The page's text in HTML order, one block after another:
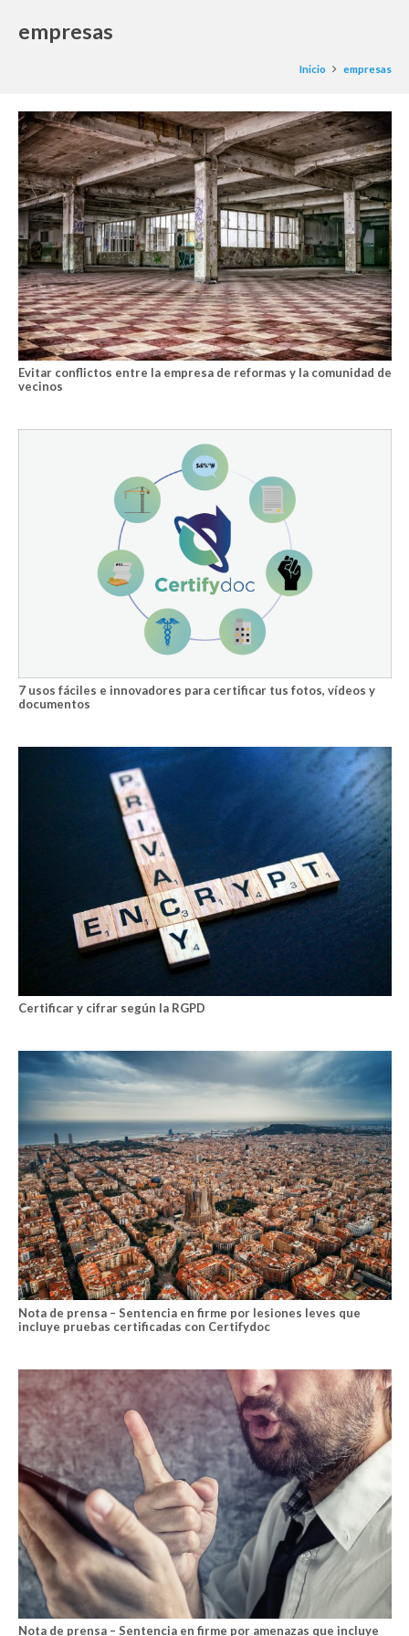
empresas
Inicio empresas
Evitar conflictos entre la empresa de reformas y la comunidad de
vecinos
7 usos fáciles e innovadores para certificar tus fotos, vídeos y
documentos
Certificar y cifrar según la RGPD
Nota de prensa – Sentencia en firme por lesiones leves que
incluye pruebas certificadas con Certifydoc
Nota de prensa – Sentencia en firme por amenazas que incluye